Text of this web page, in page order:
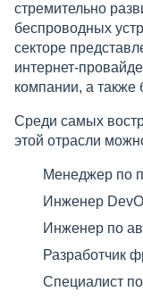
стремительно
беспроводных
секторе
интернет-
компании, а также
Среди самых
этой отрасли
Менеджер по
Инженер
Инженер по
Разработчик
Специалист